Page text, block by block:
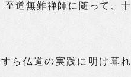
至道無難禅師に随って、十
ら仏道の実践に明け暮れ